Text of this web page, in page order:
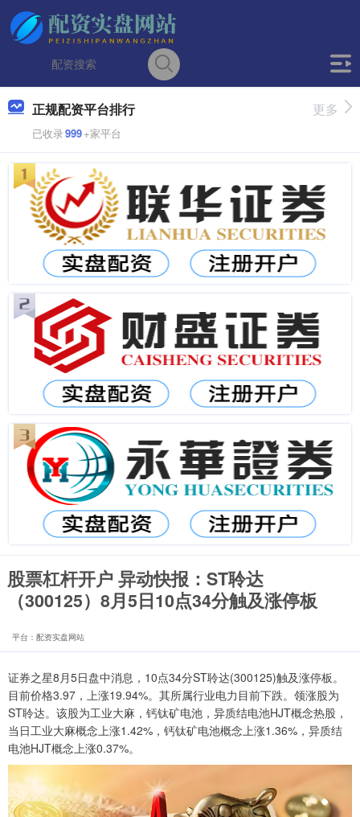
正规配资平台排行
已收录999+家平台
更多
股票杠杆开户 异动快报：ST聆达
（300125）8月5日10点34分触及涨停板
平台：配资实盘网站
证券之星8月5日盘中消息，10点34分ST聆达(300125)触及涨停板。
目前价格3.97，上涨19.94%。其所属行业电力目前下跌。领涨股为
ST聆达。该股为工业大麻，钙钛矿电池，异质结电池HJT概念热股，
当日工业大麻概念上涨1.42%，钙钛矿电池概念上涨1.36%，异质结
电池HJT概念上涨0.37%。